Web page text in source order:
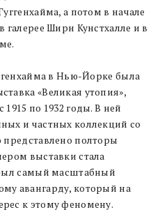
а потом в начале
галерее Ширн Кунстхалле и в
в Нью-Йорке была
«Великая утопия»,
по 1932 годы. В ней
и частных коллекций со
полторы
выставки стала
самый масштабный
авангарду, который на
к этому феномену.